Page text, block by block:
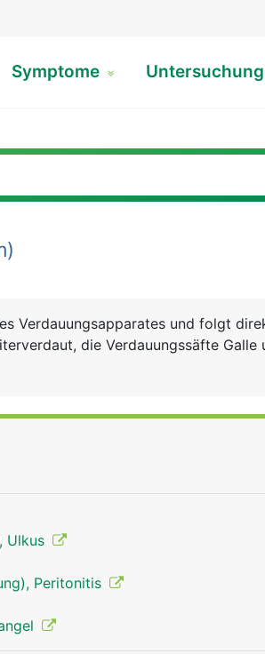
Symptome
Verdauungsapparates und folgt
die Verdauungssäfte Galle
Ulkus
Peritonitis